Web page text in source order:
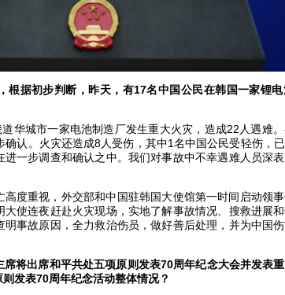
根据初步判断，昨天，有17名中国公民在韩国一家锂
华城市一家电池制造厂发生重大火灾，造成22人遇难
认。火灾还造成8人受伤，其中1名中国公民受轻伤，已
一步调查和确认之中。我们对事故中不幸遇难人员深
度重视，外交部和中国驻韩国大使馆第一时间启动领事
使连夜赶赴火灾现场，实地了解事故情况、搜救进展
事故原因，全力救治伤员，做好善后处理，并为中国
将出席和平共处五项原则发表70周年纪念大会并发表重
发表70周年纪念活动整体情况？